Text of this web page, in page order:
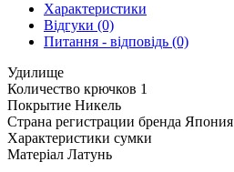
Характеристики
Відгуки (0)
Питання - відповідь (0)
Удилище
Количество крючков 1
Покрытие Никель
Страна регистрации бренда Япония
Характеристики сумки
Матеріал Латунь